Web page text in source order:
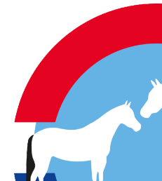
Lidmaatschap NRPS
Lid worden
Statuten en reglementen
Privacyverklaring
Algemeen
Paardenpaspoort aanvragen